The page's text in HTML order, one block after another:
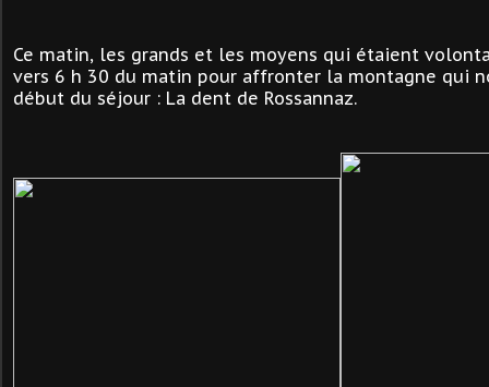
Ce matin, les grands et les moyens qui étaient
vers 6 h 30 du matin pour affronter la montagne qui
début du séjour : La dent de Rossannaz.